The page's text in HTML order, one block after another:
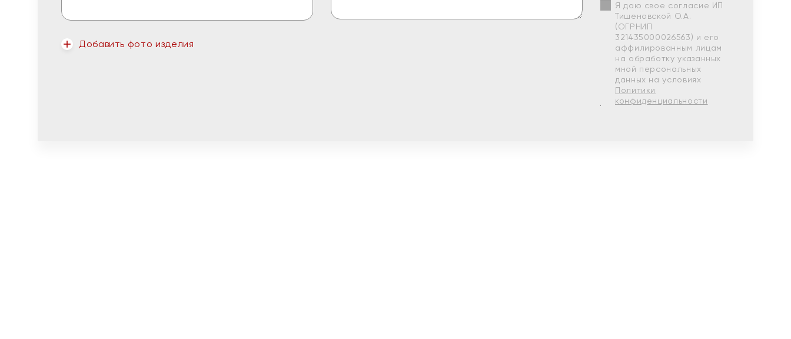
Добавить фото изделия
Я даю свое согласие ИП
Тишеновской О.А.
(ОГРНИП
321435000026563) и его
аффилированным лицам
на обработку указанных
мной персональных
данных на условиях
Политики
конфиденциальности